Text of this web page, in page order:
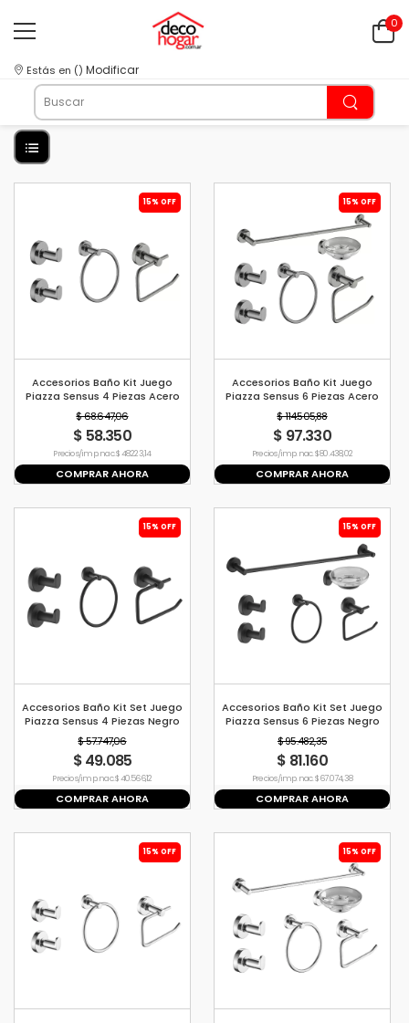
0
Estás en () Modificar
15% OFF
Accesorios Baño Kit Juego
Piazza Sensus 4 Piezas Acero
Inox
$ 68.647,06
$ 58.350
Precio s/imp. nac. $ 48.223,14
COMPRAR AHORA
15% OFF
Accesorios Baño Kit Juego
Piazza Sensus 6 Piezas Acero
Inox
$ 114.505,88
$ 97.330
Precio s/imp. nac. $ 80.438,02
COMPRAR AHORA
15% OFF
Accesorios Baño Kit Set Juego
Piazza Sensus 4 Piezas Negro
$ 57.747,06
$ 49.085
Precio s/imp. nac. $ 40.566,12
COMPRAR AHORA
15% OFF
Accesorios Baño Kit Set Juego
Piazza Sensus 6 Piezas Negro
$ 95.482,35
$ 81.160
Precio s/imp. nac. $ 67.074,38
COMPRAR AHORA
15% OFF 15% OFF